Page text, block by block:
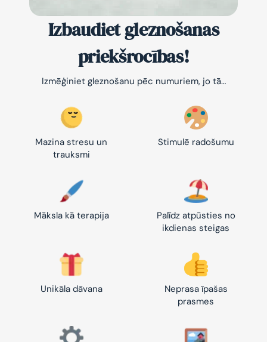
Izbaudiet gleznošanas
priekšrocības!
Izmēģiniet gleznošanu pēc numuriem, jo tā…
Mazina stresu un
trauksmi
Stimulē radošumu
Māksla kā terapija
Palīdz atpūsties no
ikdienas steigas
Unikāla dāvana
Neprasa īpašas
prasmes